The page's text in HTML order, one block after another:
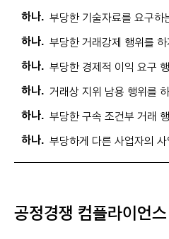
하나. 부당한 기술자료를 요구하
하나. 부당한 거래강제 행위를
하나. 부당한 경제적 이익 요구
하나. 거래상 지위 남용 행위를
하나. 부당한 구속 조건부 거래
하나. 부당하게 다른 사업자의
공정경쟁 컴플라이언